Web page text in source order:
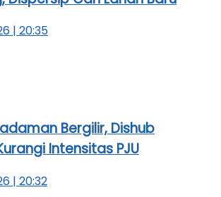
| 20:35
Bergilir, Dishub
Intensitas PJU
| 20:32